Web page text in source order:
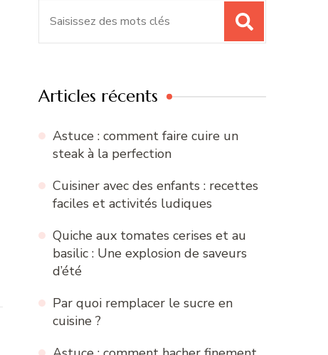
Articles récents
Astuce : comment faire cuire un
steak à la perfection
Cuisiner avec des enfants : recettes
faciles et activités ludiques
Quiche aux tomates cerises et au
basilic : Une explosion de saveurs
d’été
Par quoi remplacer le sucre en
cuisine ?